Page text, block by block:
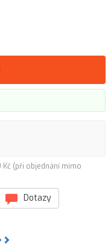
Kč (při objednání mimo
Dotazy